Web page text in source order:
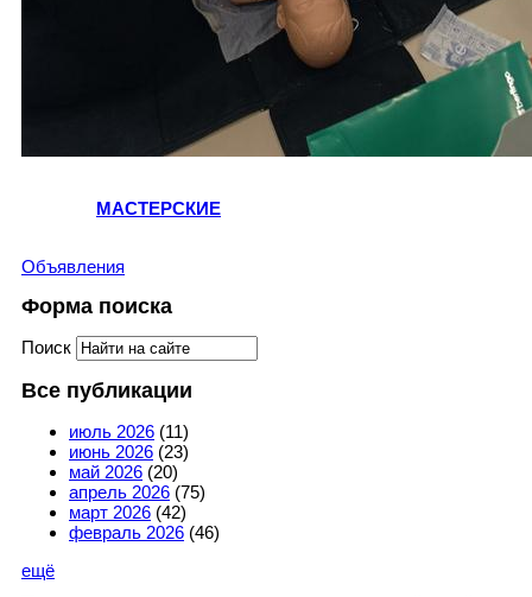
МАСТЕРСКИЕ
Объявления
Форма поиска
Поиск
Все публикации
июль 2026 (11)
июнь 2026 (23)
май 2026 (20)
апрель 2026 (75)
март 2026 (42)
февраль 2026 (46)
ещё